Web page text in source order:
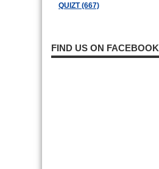
QUIZT (667)
FIND US ON FACEBOOK